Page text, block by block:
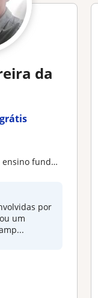
da
6° ao 9° ano
por
um